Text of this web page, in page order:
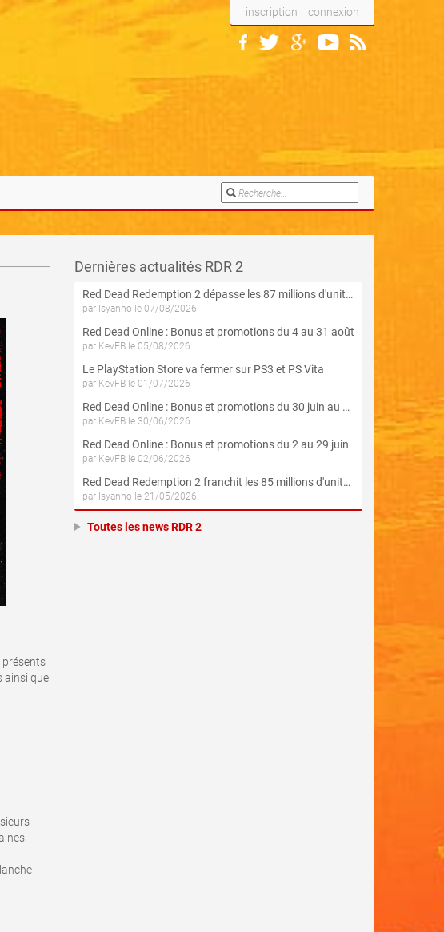
inscription connexion
présents
ainsi que
Dernières actualités RDR 2
Red Dead Redemption 2 dépasse les 87 millions d'unités écoulées
par Isyanho le 07/08/2026
Red Dead Online : Bonus et promotions du 4 au 31 août
par KevFB le 05/08/2026
Le PlayStation Store va fermer sur PS3 et PS Vita
par KevFB le 01/07/2026
Red Dead Online : Bonus et promotions du 30 juin au 3 août (Spécial 4 Juillet)
par KevFB le 30/06/2026
Red Dead Online : Bonus et promotions du 2 au 29 juin
par KevFB le 02/06/2026
Red Dead Redemption 2 franchit les 85 millions d'unités écoulés
par Isyanho le 21/05/2026
Toutes les news RDR 2